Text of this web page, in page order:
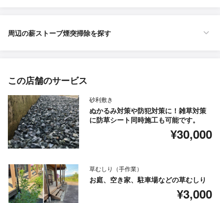
周辺の薪ストーブ煙突掃除を探す
この店舗のサービス
砂利敷き
ぬかるみ対策や防犯対策に！雑草対策
に防草シート同時施工も可能です。
¥30,000
草むしり（手作業）
お庭、空き家、駐車場などの草むしり
¥3,000